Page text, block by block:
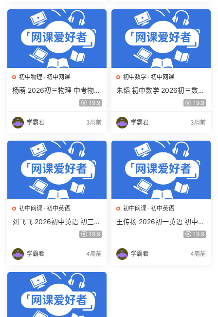
初中物理 · 初中网课
杨萌 2026初三物理 中考物理
培训班 秋上秋下·全国版·S 百
19.9
学霸君 3周前
初中数学 · 初中网课
朱韬 初中数学 2026初三数学
中考数学培训班（秋上秋下·19.9
学霸君 3周前
初中网课 · 初中英语
刘飞飞 2026初中英语 初三英
语培训班（秋上秋下·全国版·
19.9
学霸君 4周前
初中网课 · 初中英语
王传扬 2026初一英语 初中英
语春上 双语素养自主学习·TY·
19.9
学霸君 4周前